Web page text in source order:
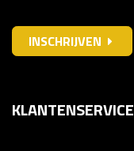
INSCHRIJVEN
KLANTENSERVICE